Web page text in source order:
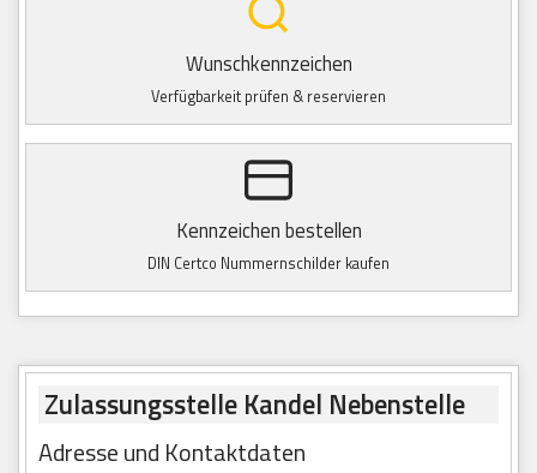
Wunschkennzeichen
Verfügbarkeit prüfen & reservieren
Kennzeichen bestellen
DIN Certco Nummernschilder kaufen
Zulassungsstelle Kandel Nebenstelle
Adresse und Kontaktdaten